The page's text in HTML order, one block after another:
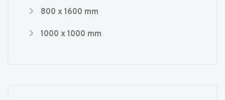
800 x 1600 mm
1000 x 1000 mm